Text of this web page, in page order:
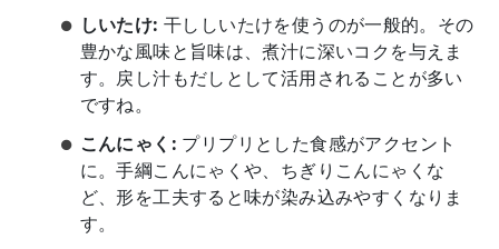
しいたけ: 干ししいたけを使うのが一般的。その
豊かな風味と旨味は、煮汁に深いコクを与えま
す。戻し汁もだしとして活用されることが多い
ですね。
こんにゃく: プリプリとした食感がアクセント
に。手綱こんにゃくや、ちぎりこんにゃくな
ど、形を工夫すると味が染み込みやすくなりま
す。